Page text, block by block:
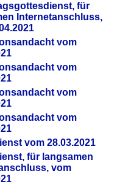
für
Internetanschluss,
vom
vom
vom
vom
vom 28.03.2021
für langsamen
vom